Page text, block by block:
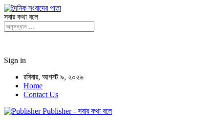
সবার কথা বলে
Sign in
রবিবার, আগস্ট ৯, ২০২৬
Home
Contact Us
Publisher - সবার কথা বলে